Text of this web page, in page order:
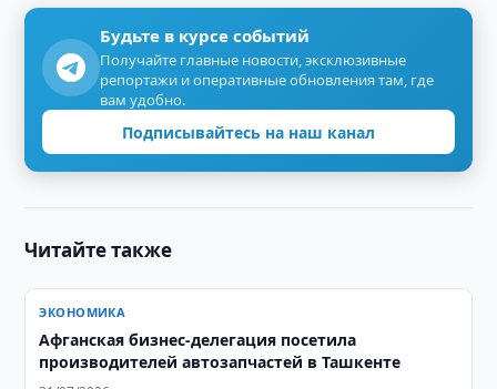
Будьте в курсе событий
Получайте главные новости, эксклюзивные
репортажи и оперативные обновления там, где
вам удобно.
Подписывайтесь на наш канал
Читайте также
ЭКОНОМИКА
Афганская бизнес-делегация посетила
производителей автозапчастей в Ташкенте